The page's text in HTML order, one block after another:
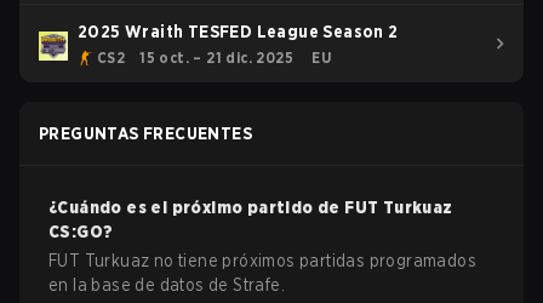
2025 Wraith TESFED League Season 2
CS2 15 oct. – 21 dic. 2025 EU
PREGUNTAS FRECUENTES
¿Cuándo es el próximo partido de FUT Turkuaz
CS:GO?
FUT Turkuaz no tiene próximos partidas programados
en la base de datos de Strafe.